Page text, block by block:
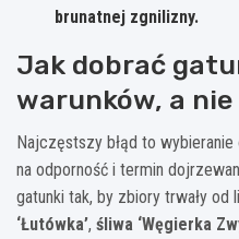
brunatnej zgnilizny.
Jak dobrać
warunków, a
Najczęstszy błąd to
na odporność i termin
gatunki tak, by zbiory trwały od
‘Łutówka’, śliwa ‘Węgierka